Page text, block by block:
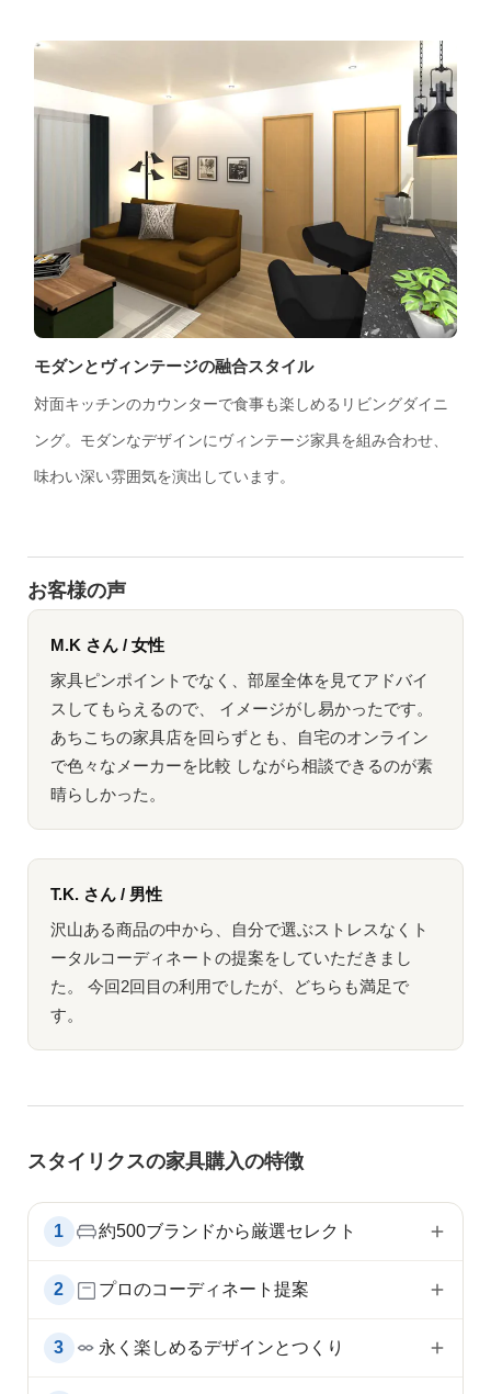
モダンとヴィンテージの融合スタイル
対面キッチンのカウンターで食事も楽しめるリビングダイニ
ング。モダンなデザインにヴィンテージ家具を組み合わせ、
味わい深い雰囲気を演出しています。
お客様の声
M.K さん / 女性
家具ピンポイントでなく、部屋全体を見てアドバイ
スしてもらえるので、 イメージがし易かったです。
あちこちの家具店を回らずとも、自宅のオンライン
で色々なメーカーを比較 しながら相談できるのが素
晴らしかった。
T.K. さん / 男性
沢山ある商品の中から、自分で選ぶストレスなくト
ータルコーディネートの提案をしていただきまし
た。 今回2回目の利用でしたが、どちらも満足で
す。
スタイリクスの家具購入の特徴
1 約500ブランドから厳選セレクト
2 プロのコーディネート提案
3 永く楽しめるデザインとつくり